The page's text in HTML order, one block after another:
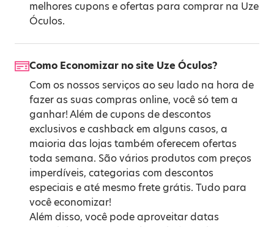
melhores cupons e ofertas para comprar na Uze
Óculos.
Como Economizar no site Uze Óculos?
Com os nossos serviços ao seu lado na hora de
fazer as suas compras online, você só tem a
ganhar! Além de cupons de descontos
exclusivos e cashback em alguns casos, a
maioria das lojas também oferecem ofertas
toda semana. São vários produtos com preços
imperdíveis, categorias com descontos
especiais e até mesmo frete grátis. Tudo para
você economizar!
Além disso, você pode aproveitar datas